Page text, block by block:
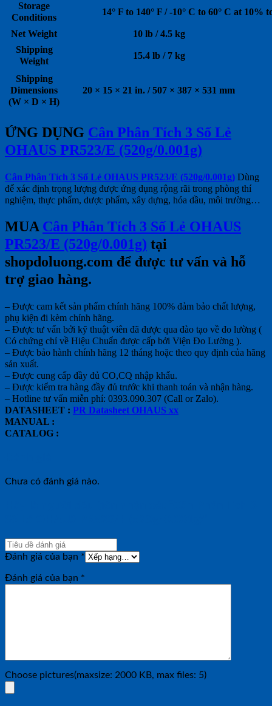
Storage
Conditions
14° F to 140° F / -10° C to 60° C at
Net Weight
10 lb / 4.5 kg
Shipping
Weight
15.4 lb / 7 kg
Shipping
Dimensions
(W × D × H)
20 × 15 × 21 in. / 507 × 387 × 531 mm
ỨNG DỤNG Cân Phân Tích 3 Số Lẻ
OHAUS PR523/E (520g/0.001g)
Cân Phân Tích 3 Số Lẻ OHAUS PR523/E (520g/0.001g) Dùng
để xác định trọng lượng được ứng dụng rộng rãi trong phòng thí
nghiệm, thực phẩm, dược phẩm, xây dựng, hóa dầu, môi trường…
MUA Cân Phân Tích 3 Số Lẻ OHAUS
PR523/E (520g/0.001g) tại
shopdoluong.com để được tư vấn và hỗ
trợ giao hàng.
– Được cam kết sản phẩm chính hãng 100% đảm bảo chất lượng,
phụ kiện đi kèm chính hãng.
– Được tư vấn bởi kỹ thuật viên đã được qua đào tạo về đo lường (
Có chứng chỉ về Hiệu Chuẩn được cấp bởi Viện Đo Lường ).
– Được bảo hành chính hãng 12 tháng hoặc theo quy định của hãng
sản xuất.
– Được cung cấp đầy đủ CO,CQ nhập khẩu.
– Được kiểm tra hàng đầy đủ trước khi thanh toán và nhận hàng.
– Hotline tư vấn miễn phí: 0393.090.307 (Call or Zalo).
DATASHEET : PR Datasheet OHAUS xx
MANUAL :
CATALOG :
Chưa có đánh giá nào.
Đánh giá của bạn *
Đánh giá của bạn *
Choose pictures(maxsize: 2000 KB, max files: 5)